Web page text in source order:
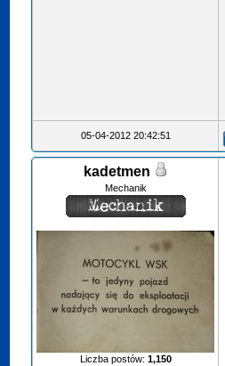
05-04-2012 20:42:51
kadetmen
Mechanik
Liczba postów: 1,150